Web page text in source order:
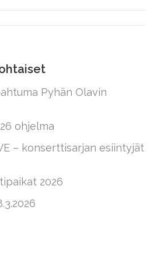
Pyhän Olavin
ohjelma
– konserttisarjan esiintyjät
2026